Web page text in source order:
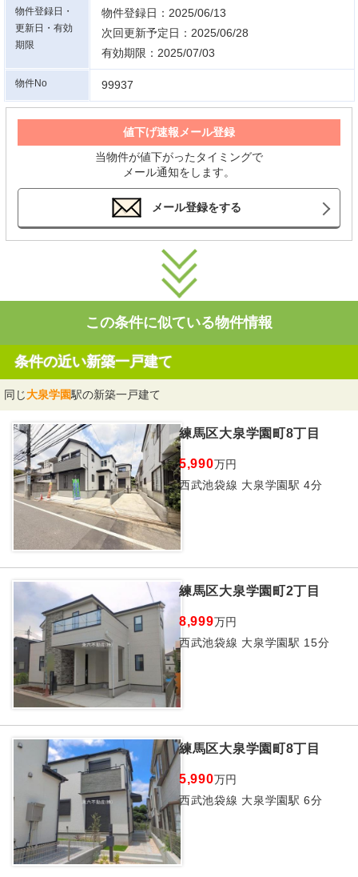
物件登録日・
更新日・有効
期限
物件登録日：2025/06/13
次回更新予定日：2025/06/28
有効期限：2025/07/03
物件No 99937
値下げ速報メール登録
当物件が値下がったタイミングで
メール通知をします。
メール登録をする
この条件に似ている物件情報
条件の近い新築一戸建て
同じ大泉学園駅の新築一戸建て
練馬区大泉学園町8丁目
5,990万円
西武池袋線 大泉学園駅 4分
練馬区大泉学園町2丁目
8,999万円
西武池袋線 大泉学園駅 15分
練馬区大泉学園町8丁目
5,990万円
西武池袋線 大泉学園駅 6分